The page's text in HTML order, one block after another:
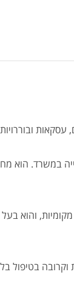
עסקאות
במשרד. הוא
והוא
בטיפול